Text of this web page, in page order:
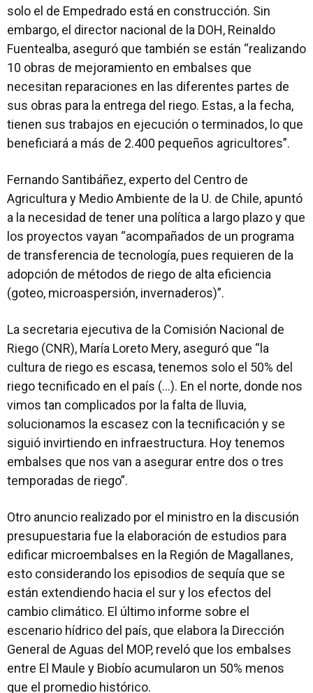
solo el de Empedrado está en construcción. Sin
embargo, el director nacional de la DOH, Reinaldo
Fuentealba, aseguró que también se están “realizando
10 obras de mejoramiento en embalses que
necesitan reparaciones en las diferentes partes de
sus obras para la entrega del riego. Estas, a la fecha,
tienen sus trabajos en ejecución o terminados, lo que
beneficiará a más de 2.400 pequeños agricultores”.
Fernando Santibáñez, experto del Centro de
Agricultura y Medio Ambiente de la U. de Chile, apuntó
a la necesidad de tener una política a largo plazo y que
los proyectos vayan “acompañados de un programa
de transferencia de tecnología, pues requieren de la
adopción de métodos de riego de alta eficiencia
(goteo, microaspersión, invernaderos)”.
La secretaria ejecutiva de la Comisión Nacional de
Riego (CNR), María Loreto Mery, aseguró que “la
cultura de riego es escasa, tenemos solo el 50% del
riego tecnificado en el país (…). En el norte, donde nos
vimos tan complicados por la falta de lluvia,
solucionamos la escasez con la tecnificación y se
siguió invirtiendo en infraestructura. Hoy tenemos
embalses que nos van a asegurar entre dos o tres
temporadas de riego”.
Otro anuncio realizado por el ministro en la discusión
presupuestaria fue la elaboración de estudios para
edificar microembalses en la Región de Magallanes,
esto considerando los episodios de sequía que se
están extendiendo hacia el sur y los efectos del
cambio climático. El último informe sobre el
escenario hídrico del país, que elabora la Dirección
General de Aguas del MOP, reveló que los embalses
entre El Maule y Biobío acumularon un 50% menos
que el promedio histórico.